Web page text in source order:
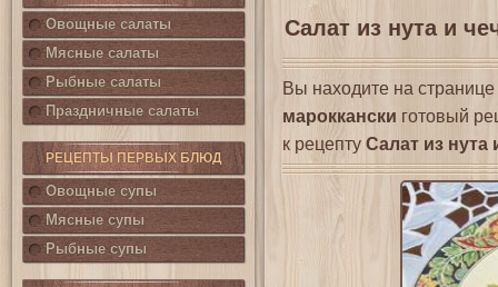
Овощные салаты
Мясные салаты
Рыбные салаты
Праздничные салаты
РЕЦЕПТЫ ПЕРВЫХ БЛЮД
Овощные супы
Мясные супы
Рыбные супы
Салат из нута и
Вы находите на странице
мароккански готовый
к рецепту Салат из нута